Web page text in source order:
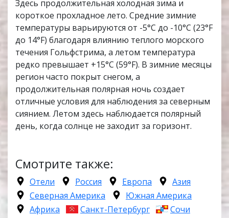
Здесь продолжительная холодная зима и
короткое прохладное лето. Средние зимние
температуры варьируются от -5°C до -10°C (23°F
до 14°F) благодаря влиянию теплого морского
течения Гольфстрима, а летом температура
редко превышает +15°C (59°F). В зимние месяцы
регион часто покрыт снегом, а
продолжительная полярная ночь создает
отличные условия для наблюдения за северным
сиянием. Летом здесь наблюдается полярный
день, когда солнце не заходит за горизонт.
Смотрите также:
Отели Россия Европа
Азия
Северная Америка
Южная Америка
Африка
Санкт-Петербург
Сочи